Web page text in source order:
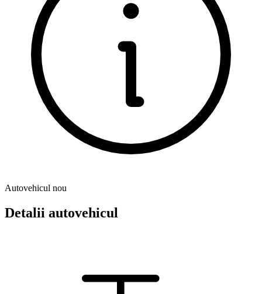
Autovehicul nou
Detalii autovehicul